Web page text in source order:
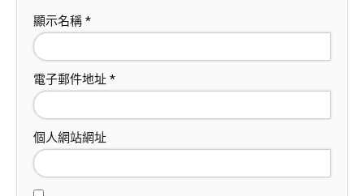
顯示名稱 *
電子郵件地址 *
個人網站網址